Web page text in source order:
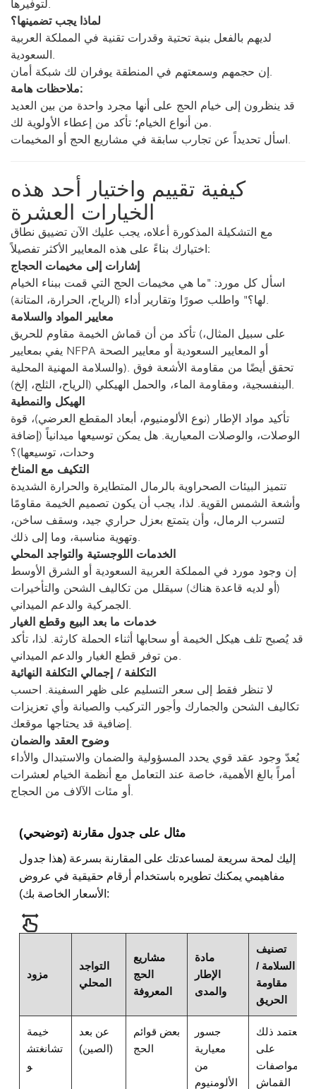
لماذا يجب تضمينها؟
لديهم بالفعل بنية تحتية وقدرات تقنية في المملكة العربية
السعودية.
إن حجمهم وسمعتهم في المنطقة يوفران لك شبكة أمان.
ملاحظات هامة:
قد ينظرون إلى خيام الحج على أنها مجرد واحدة من بين العديد
من أنواع الخيام؛ تأكد من إعطاء الأولوية لك.
اسأل تحديداً عن تجارب سابقة في مشاريع الحج أو المخيمات.
كيفية تقييم واختيار أحد هذه
الخيارات العشرة
مع التشكيلة المذكورة أعلاه، يجب عليك الآن تضييق نطاق
اختيارك بناءً على هذه المعايير الأكثر تفصيلاً:
إشارات إلى مخيمات الحجاج
اسأل كل مورد: "ما هي مخيمات الحج التي قمت ببناء الخيام
لها؟" واطلب صورًا وتقارير أداء (الرياح، الحرارة، المتانة).
معايير المواد والسلامة
تأكد من أن قماش الخيمة مقاوم للحريق (على سبيل المثال،
يفي بمعايير NFPA أو المعايير السعودية أو معايير الصحة
والسلامة المهنية المحلية). تحقق أيضًا من مقاومة الأشعة فوق
البنفسجية، ومقاومة الماء، والحمل الهيكلي (الرياح، الثلج، إلخ).
الهيكل والنمطية
تأكيد مواد الإطار (نوع الألومنيوم، أبعاد المقطع العرضي)، قوة
الوصلات، والوصلات المعيارية. هل يمكن توسيعها ميدانياً (إضافة
وحدات، توسيعها)؟
التكيف مع المناخ
تتميز البيئات الصحراوية بالرمال المتطايرة والحرارة الشديدة
وأشعة الشمس القوية. لذا، يجب أن يكون تصميم الخيمة مقاومًا
لتسرب الرمال، وأن يتمتع بعزل حراري جيد، وسقف ساخن،
وتهوية مناسبة، وما إلى ذلك.
الخدمات اللوجستية والتواجد المحلي
إن وجود مورد في المملكة العربية السعودية أو الشرق الأوسط
(أو لديه قاعدة هناك) سيقلل من تكاليف الشحن والتأخيرات
الجمركية والدعم الميداني.
خدمات ما بعد البيع وقطع الغيار
قد يُصبح تلف هيكل الخيمة أو سحابها أثناء الحملة كارثة. لذا، تأكد
من توفر قطع الغيار والدعم الميداني.
التكلفة / إجمالي التكلفة النهائية
لا تنظر فقط إلى سعر التسليم على ظهر السفينة. احسب
تكاليف الشحن والجمارك وأجور التركيب والصيانة وأي تعزيزات
إضافية قد يحتاجها موقعك.
وضوح العقد والضمان
يُعدّ وجود عقد قوي يحدد المسؤولية والضمان والاستبدال والأداء
أمراً بالغ الأهمية، خاصة عند التعامل مع أنظمة الخيام لعشرات
أو مئات الآلاف من الحجاج.
مثال على جدول مقارنة (توضيحي)
إليك لمحة سريعة لمساعدتك على المقارنة بسرعة (هذا جدول
مفاهيمي يمكنك تطويره باستخدام أرقام حقيقية في عروض
الأسعار الخاصة بك):
مزود
التواجد
المحلي
مشاريع
الحج
المعروفة
مادة
الإطار
والمدى
تصنيف
السلامة /
مقاومة
الحريق
خيمة
تشانغتش
و
عن بعد
(الصين)
بعض قوائم
الحج
جسور
معيارية
من
الألومنيوم
يعتمد ذلك
على
مواصفات
القماش